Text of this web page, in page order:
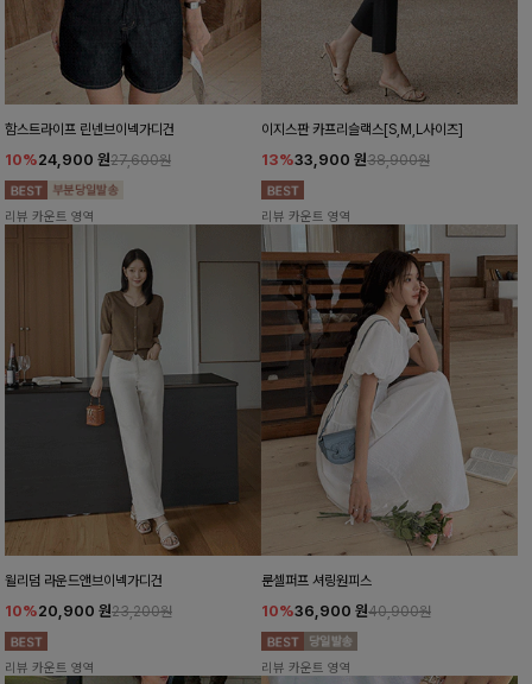
함스트라이프 린넨브이넥가디건
10%24,900 원27,600원
리뷰 카운트 영역
이지스판 카프리슬랙스[S,M,L사이즈]
13%33,900 원38,900원
리뷰 카운트 영역
윌리덤 라운드앤브이넥가디건
10%20,900 원23,200원
리뷰 카운트 영역
룬셀퍼프 셔링원피스
10%36,900 원40,900원
리뷰 카운트 영역